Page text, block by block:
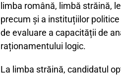
limba română, limbă străină,
precum și a instituțiilor
de evaluare a capacității de
raționamentului logic.
La limba străină, candidatul